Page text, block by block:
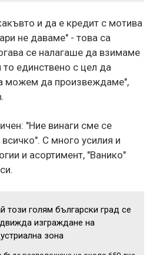
и да е кредит с мотива
не даваме" - това са
се налагаше да взимаме
то единствено с цел да
можем да произвеждаме",
"Ние винаги сме се
С много усилия и
и асортимент, "Ванико"
този голям български град се
изграждане на
зона